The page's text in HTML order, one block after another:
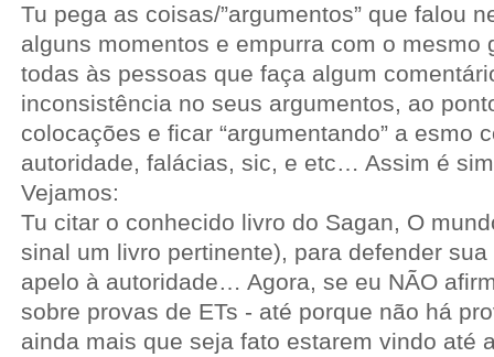
Tu pega as coisas/”argumentos” que falou
alguns momentos e empurra com o mesmo
todas às pessoas que faça algum
inconsistência no seus argumentos, ao
colocações e ficar “argumentando” a esmo
autoridade, falácias, sic, e etc… Assim é
Vejamos:
Tu citar o conhecido livro do Sagan, O
sinal um livro pertinente), para defender
apelo à autoridade… Agora, se eu NÃO
sobre provas de ETs - até porque não há
ainda mais que seja fato estarem vindo até